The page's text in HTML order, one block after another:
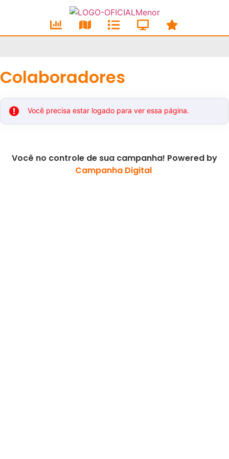
Colaboradores
Você precisa estar logado para ver essa página.
Você no controle de sua campanha! Powered by
Campanha Digital